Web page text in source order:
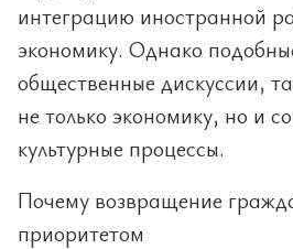
интеграцию иностранной
экономику. Однако
общественные дискуссии,
не только экономику, но и
культурные процессы.
Почему возвращение
приоритетом